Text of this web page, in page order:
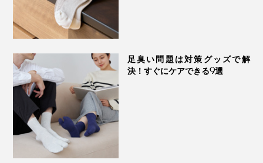
足臭い問題は対策グッズで解
決！すぐにケアできる9選